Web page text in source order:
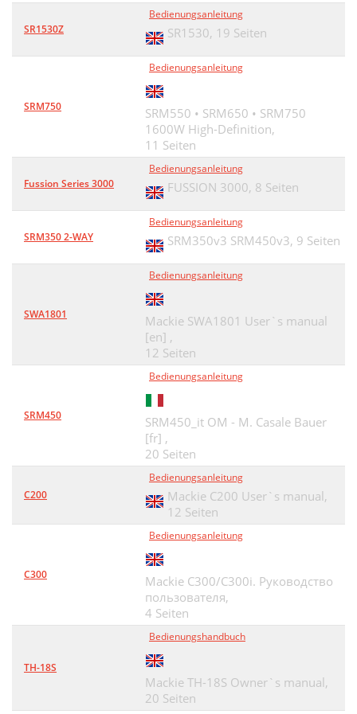
SR1530Z
Bedienungsanleitung
SR1530, 19 Seiten
SRM750
Bedienungsanleitung
SRM550 • SRM650 • SRM750
1600W High-Definition,
11 Seiten
Fussion Series 3000
Bedienungsanleitung
FUSSION 3000, 8 Seiten
SRM350 2-WAY
Bedienungsanleitung
SRM350v3 SRM450v3, 9 Seiten
SWA1801
Bedienungsanleitung
Mackie SWA1801 User`s manual
[en] ,
12 Seiten
SRM450
Bedienungsanleitung
SRM450_it OM - M. Casale Bauer
[fr] ,
20 Seiten
C200
Bedienungsanleitung
Mackie C200 User`s manual,
12 Seiten
C300
Bedienungsanleitung
Mackie С300/С300i. Руководство
пользователя,
4 Seiten
TH-18S
Bedienungshandbuch
Mackie TH-18S Owner`s manual,
20 Seiten